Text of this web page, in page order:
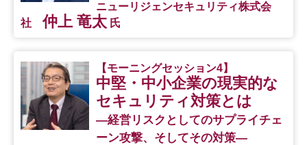
ニューリジェンセキュリティ株式会
社仲上 竜太 氏
【モーニングセッション4】
中堅・中小企業の現実的な
セキュリティ対策とは
―経営リスクとしてのサプライチェ
ーン攻撃、そしてその対策―